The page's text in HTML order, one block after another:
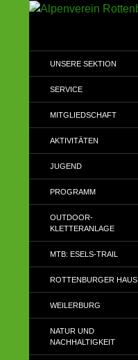
Alpenvereins (DAV) e.V
UNSERE SEKTION
SERVICE
MITGLIEDSCHAFT
AKTIVITÄTEN
JUGEND
PROGRAMM
OUTDOOR-
KLETTERANLAGE
MTB: ESELS-TRAIL
ROTTENBURGER HAUS
WEILERBURG
NATUR UND
NACHHALTIGKEIT